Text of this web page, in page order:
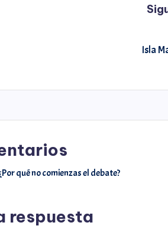
Isla
qué no comienzas el debate?
respuesta